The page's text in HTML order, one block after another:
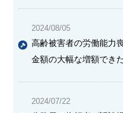
2024/08/05
高齢被害者の労働能力
金額の大幅な増額でき
2024/07/22